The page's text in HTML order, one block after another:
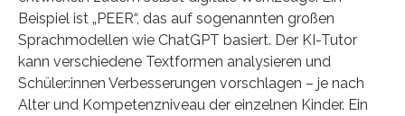
Beispiel ist „PEER“, das auf sogenannten großen
Sprachmodellen wie ChatGPT basiert. Der KI-Tutor
kann verschiedene Textformen analysieren und
Schüler:innen Verbesserungen vorschlagen – je nach
Alter und Kompetenzniveau der einzelnen Kinder. Ein